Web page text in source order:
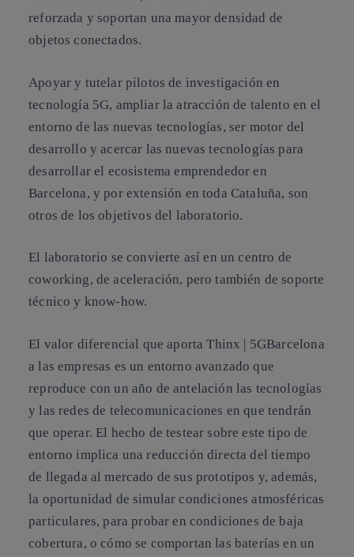
reforzada y soportan una mayor densidad de
objetos conectados.
Apoyar y tutelar pilotos de investigación en
tecnología 5G, ampliar la atracción de talento en el
entorno de las nuevas tecnologías, ser motor del
desarrollo y acercar las nuevas tecnologías para
desarrollar el ecosistema emprendedor en
Barcelona, y por extensión en toda Cataluña, son
otros de los objetivos del laboratorio.
El laboratorio se convierte así en un centro de
coworking, de aceleración, pero también de soporte
técnico y know-how.
El valor diferencial que aporta Thinx | 5GBarcelona
a las empresas es un entorno avanzado que
reproduce con un año de antelación las tecnologías
y las redes de telecomunicaciones en que tendrán
que operar. El hecho de testear sobre este tipo de
entorno implica una reducción directa del tiempo
de llegada al mercado de sus prototipos y, además,
la oportunidad de simular condiciones atmosféricas
particulares, para probar en condiciones de baja
cobertura, o cómo se comportan las baterías en un